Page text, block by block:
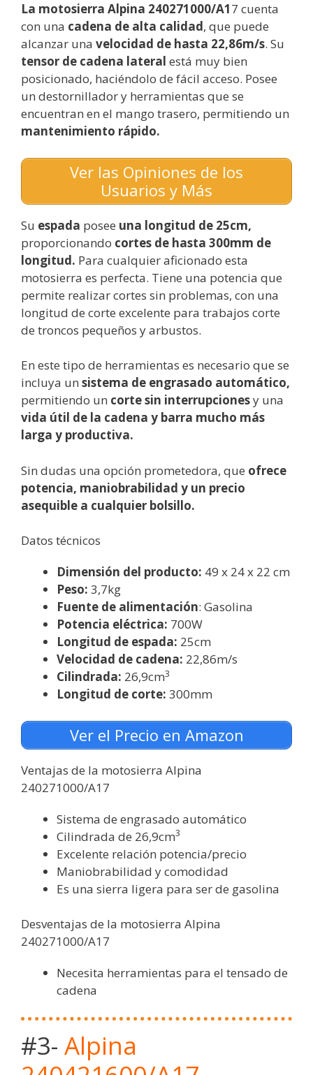
La motosierra Alpina 240271000/A17 cuenta
con una cadena de alta calidad, que puede
alcanzar una velocidad de hasta 22,86m/s. Su
tensor de cadena lateral está muy bien
posicionado, haciéndolo de fácil acceso. Posee
un destornillador y herramientas que se
encuentran en el mango trasero, permitiendo un
mantenimiento rápido.
Ver las Opiniones de los
Usuarios y Más
Su espada posee una longitud de 25cm,
proporcionando cortes de hasta 300mm de
longitud. Para cualquier aficionado esta
motosierra es perfecta. Tiene una potencia que
permite realizar cortes sin problemas, con una
longitud de corte excelente para trabajos corte
de troncos pequeños y arbustos.
En este tipo de herramientas es necesario que se
incluya un sistema de engrasado automático,
permitiendo un corte sin interrupcionesy una
vida útil de la cadena y barra mucho más
larga y productiva.
Sin dudas una opción prometedora, que ofrece
potencia, maniobrabilidad y un precio
asequible a cualquier bolsillo.
Datos técnicos
Dimensión del producto: 49 x 24 x 22 cm
Peso: 3,7kg
Fuente de alimentación: Gasolina
Potencia eléctrica: 700W
Longitud de espada: 25cm
Velocidad de cadena: 22,86m/s
Cilindrada: 26,9cm3
Longitud de corte: 300mm
Ver el Precio en Amazon
Ventajas de la motosierra Alpina
240271000/A17
Sistema de engrasado automático
Cilindrada de 26,9cm3
Excelente relación potencia/precio
Maniobrabilidad y comodidad
Es una sierra ligera para ser de gasolina
Desventajas de la motosierra Alpina
240271000/A17
Necesita herramientas para el tensado de
cadena
#3- Alpina